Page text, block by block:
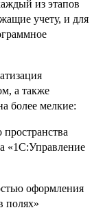
из этапов
учету, и для
а также
более мелкие:
«1С:Управление
оформления
полях»